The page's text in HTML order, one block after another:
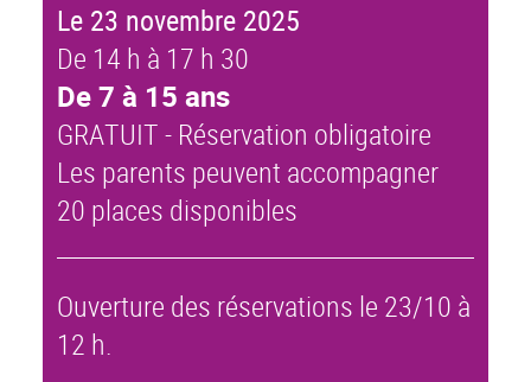
Le 23 novembre 2025
De 14 h à 17 h 30
De 7 à 15 ans
GRATUIT - Réservation obligatoire
Les parents peuvent accompagner
20 places disponibles
Ouverture des réservations le 23/10 à
12 h.